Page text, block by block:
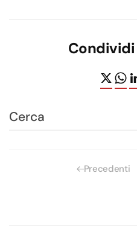
Precedenti